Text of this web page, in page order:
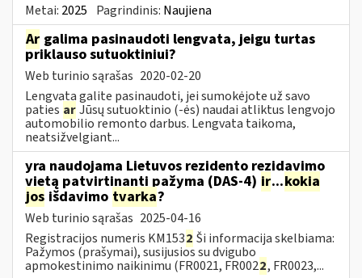
Metai: 2025 Pagrindinis: Naujiena
Ar galima pasinaudoti lengvata, jeigu turtas
priklauso sutuoktiniui?
Web turinio sąrašas 2020-02-20
Lengvata galite pasinaudoti, jei sumokėjote už savo
paties arJūsų sutuoktinio (-ės) naudai atliktus lengvojo
automobilio remonto darbus. Lengvata taikoma,
neatsižvelgiant...
yra naudojama Lietuvos rezidento rezidavimo
vietą patvirtinanti pažyma (DAS-4) ir...kokia
jos išdavimo tvarka?
Web turinio sąrašas 2025-04-16
Registracijos numeris KM1532 Ši informacija skelbiama:
Pažymos (prašymai), susijusios su dvigubo
apmokestinimo naikinimu (FR0021, FR0022, FR0023,...